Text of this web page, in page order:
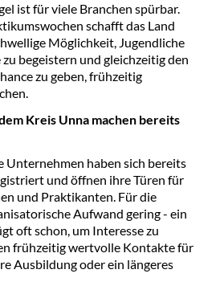
ist für viele Branchen spürbar.
schafft das Land
Möglichkeit, Jugendliche
begeistern und gleichzeitig den
zu geben, frühzeitig
Kreis Unna machen bereits
Unternehmen haben sich bereits
und öffnen ihre Türen für
und Praktikanten. Für die
Aufwand gering - ein
oft schon, um Interesse zu
frühzeitig wertvolle Kontakte für
Ausbildung oder ein längeres